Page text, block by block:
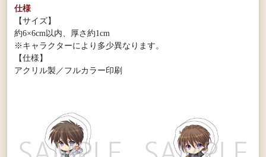
仕様
【サイズ】
約6×6cm以内、厚さ約1cm
※キャラクターにより多少異なります。
【仕様】
アクリル製／フルカラー印刷